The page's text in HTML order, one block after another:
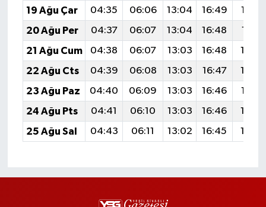
19 Ağu Çar
04:35 06:06 13:04 16:49
19:52
20 Ağu Per
04:37 06:07 13:04 16:48
19:51
21 Ağu Cum
04:38 06:07 13:03 16:48
19:49
22 Ağu Cts
04:39 06:08 13:03 16:47
19:48
23 Ağu Paz
04:40 06:09 13:03 16:46
19:47
24 Ağu Pts
04:41 06:10 13:03 16:46
19:45
25 Ağu Sal
04:43 06:11 13:02 16:45 19:44